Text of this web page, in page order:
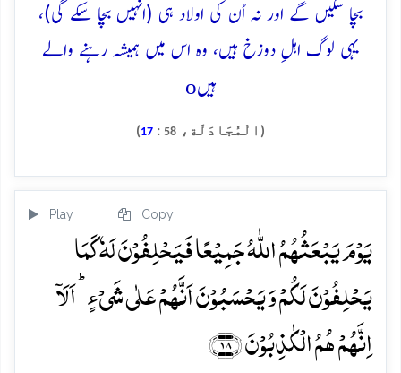
بچا سکیں گے اور نہ اُن کی اولاد ہی (انہیں بچا سکے گی)،
یہی لوگ اہلِ دوزخ ہیں، وہ اس میں ہمیشہ رہنے والے
ہیںo
(الْمُجَادَلَة، 58
:
17
)
Play Copy
یَوۡمَ یَبۡعَثُہُمُ اللّٰہُ جَمِیۡعًا فَیَحۡلِفُوۡنَ لَہٗ کَمَا
یَحۡلِفُوۡنَ لَکُمۡ وَ یَحۡسَبُوۡنَ اَنَّہُمۡ عَلٰی شَیۡءٍ ؕ اَلَاۤ
اِنَّہُمۡ ہُمُ الۡکٰذِبُوۡنَ ﴿۱۸﴾